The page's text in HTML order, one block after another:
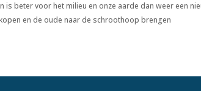
is beter voor het milieu en onze aarde dan weer een
en de oude naar de schroothoop brengen